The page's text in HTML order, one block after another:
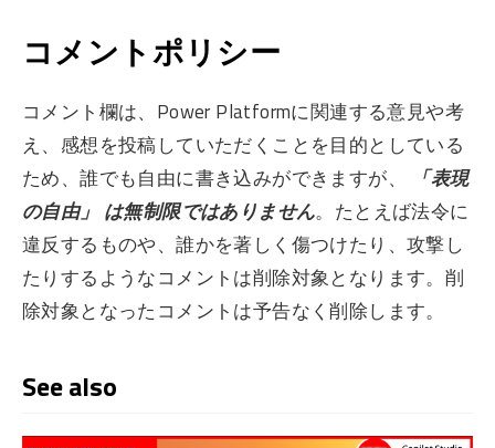
コメントポリシー
コメント欄は、Power Platformに関連する意見や考
え、感想を投稿していただくことを目的としている
ため、誰でも自由に書き込みができますが、
「表現
の自由」 は無制限ではありません。たとえば法令に
違反するものや、誰かを著しく傷つけたり、攻撃し
たりするようなコメントは削除対象となります。削
除対象となったコメントは予告なく削除します。
See also